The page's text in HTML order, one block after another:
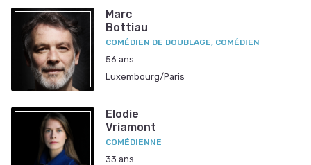
Marc
Bottiau
COMÉDIEN DE DOUBLAGE, COMÉDIEN
56 ans
Luxembourg/Paris
Elodie
Vriamont
COMÉDIENNE
33 ans